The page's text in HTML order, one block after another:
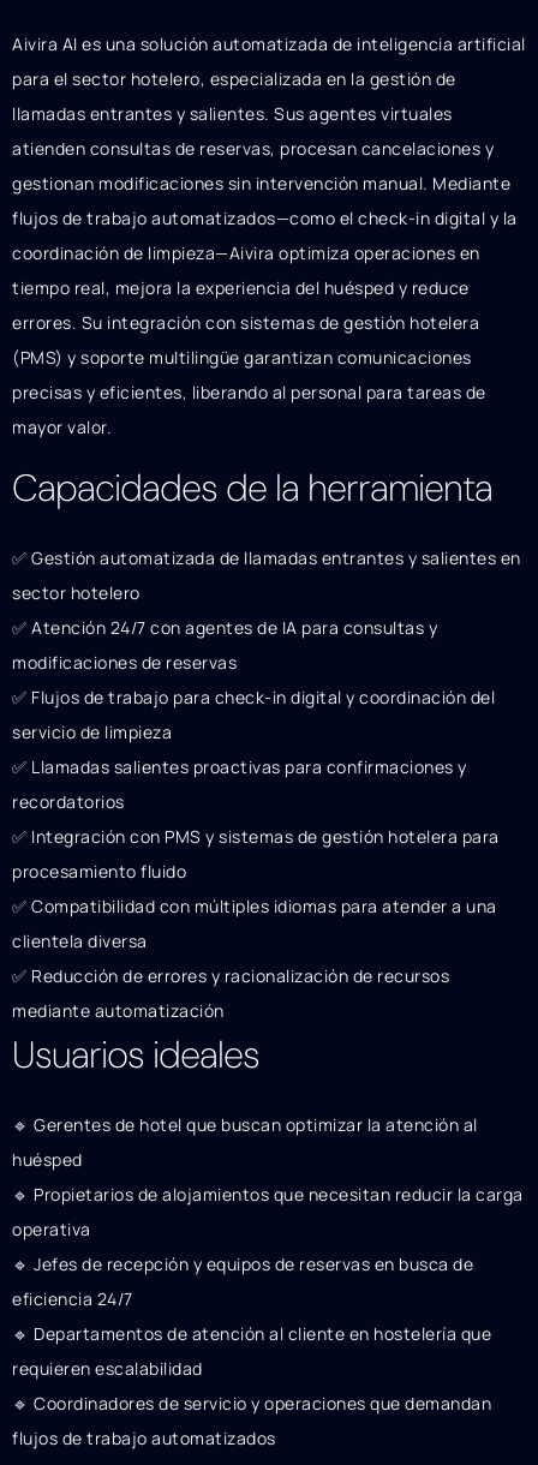
Aivira AI es una solución automatizada de inteligencia artificial
para el sector hotelero, especializada en la gestión de
llamadas entrantes y salientes. Sus agentes virtuales
atienden consultas de reservas, procesan cancelaciones y
gestionan modificaciones sin intervención manual. Mediante
flujos de trabajo automatizados—como el check-in digital y la
coordinación de limpieza—Aivira optimiza operaciones en
tiempo real, mejora la experiencia del huésped y reduce
errores. Su integración con sistemas de gestión hotelera
(PMS) y soporte multilingüe garantizan comunicaciones
precisas y eficientes, liberando al personal para tareas de
mayor valor.
Capacidades de la herramienta
✅ Gestión automatizada de llamadas entrantes y salientes en
sector hotelero
✅ Atención 24/7 con agentes de IA para consultas y
modificaciones de reservas
✅ Flujos de trabajo para check-in digital y coordinación del
servicio de limpieza
✅ Llamadas salientes proactivas para confirmaciones y
recordatorios
✅ Integración con PMS y sistemas de gestión hotelera para
procesamiento fluido
✅ Compatibilidad con múltiples idiomas para atender a una
clientela diversa
✅ Reducción de errores y racionalización de recursos
mediante automatización
Usuarios ideales
🔹 Gerentes de hotel que buscan optimizar la atención al
huésped
🔹 Propietarios de alojamientos que necesitan reducir la carga
operativa
🔹 Jefes de recepción y equipos de reservas en busca de
eficiencia 24/7
🔹 Departamentos de atención al cliente en hostelería que
requieren escalabilidad
🔹 Coordinadores de servicio y operaciones que demandan
flujos de trabajo automatizados